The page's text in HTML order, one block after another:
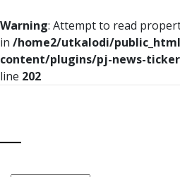
Warning: Attempt to read
in /home2/utkalodi/
content/plugins/pj-news-
line 202